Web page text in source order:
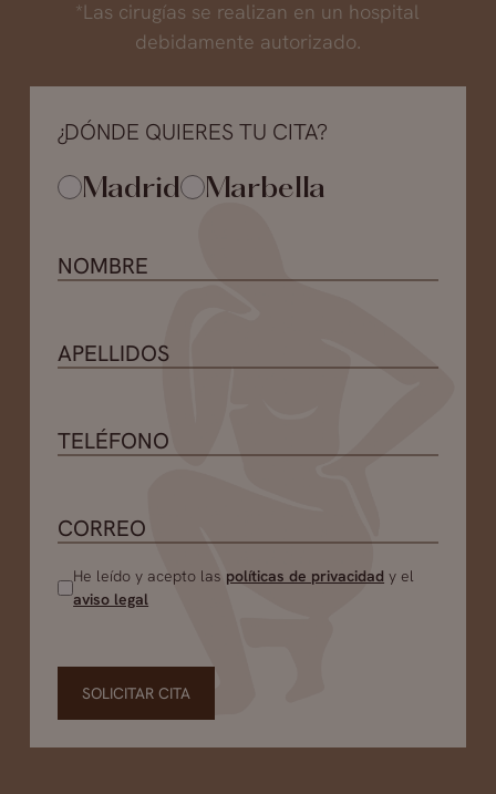
realmente no existe un rechazo a este
producto. Abordamos esta situación sin retirar
la totalidad del producto, si no la parte que
además de producto retiramos parte de la
mucosa para que cuando disminuyamos el
volumen del labio no quede piel redundante
encuentra satisfecho desde el primer
*Las cirugías se realizan en un hospital
debidamente autorizado.
¿DÓNDE QUIERES TU CITA?
Madrid Marbella
He leído y acepto las políticas de privacidad y el
aviso legal
SOLICITAR CITA